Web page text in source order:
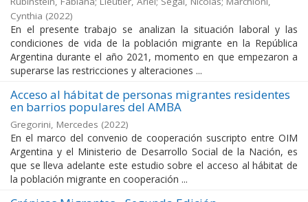
Cynthia (2022)
En el presente trabajo se analizan la situación laboral y las
condiciones de vida de la población migrante en la República
Argentina durante el año 2021, momento en que empezaron a
superarse las restricciones y alteraciones ...
Acceso al hábitat de personas migrantes residentes
en barrios populares del AMBA
Gregorini, Mercedes (2022)
En el marco del convenio de cooperación suscripto entre OIM
Argentina y el Ministerio de Desarrollo Social de la Nación, es
que se lleva adelante este estudio sobre el acceso al hábitat de
la población migrante en cooperación ...